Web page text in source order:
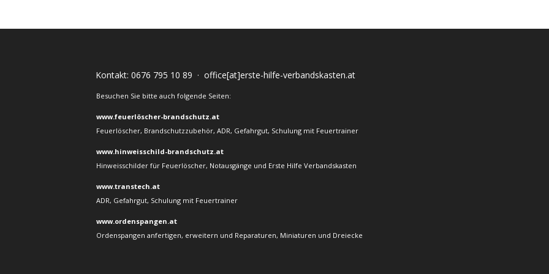
Kontakt:0676 795 10 89 ·office[at]erste-hilfe-verbandskasten.at
Besuchen Sie bitte auch folgende Seiten:
www.feuerlöscher-brandschutz.at
Feuerlöscher, Brandschutzzubehör, ADR, Gefahrgut, Schulung mit Feuertrainer
www.hinweisschild-brandschutz.at
Hinweisschilder für Feuerlöscher, Notausgänge und Erste Hilfe Verbandskasten
www.transtech.at
ADR, Gefahrgut, Schulung mit Feuertrainer
www.ordenspangen.at
Ordenspangen anfertigen, erweitern und Reparaturen, Miniaturen und Dreiecke